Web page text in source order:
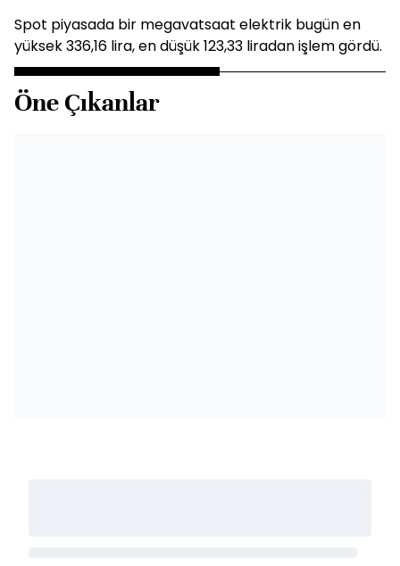
Spot piyasada bir megavatsaat elektrik bugün en
yüksek 336,16 lira, en düşük 123,33 liradan işlem gördü.
Öne Çıkanlar